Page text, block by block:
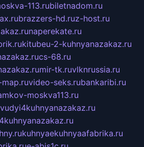
113.rubiletnadom.ru
brazzers-hd.ruz-host.ru
naperekate.ru
kitubeu-2-kuhnyanazakaz.ru
cs-68.ru
mir-tk.ruvlknrussia.ru
video-seks.rubankaribi.ru
moskva113.ru
kuhnyaekuhnyaafabrika.ru